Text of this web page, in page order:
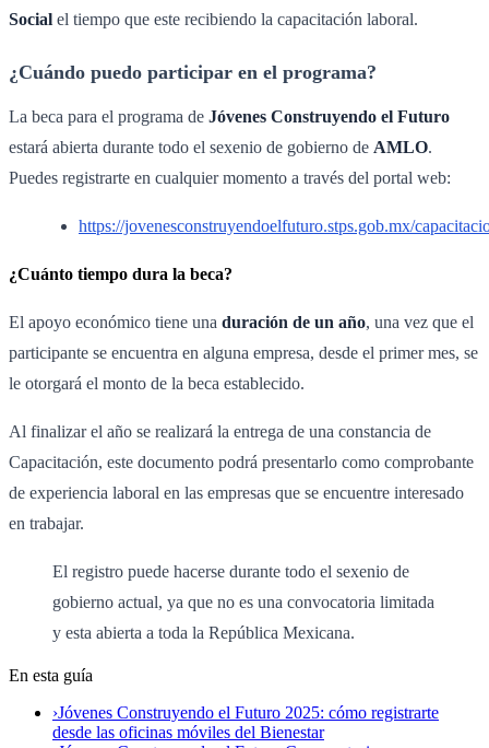
Social el tiempo que este recibiendo la capacitación laboral.
¿Cuándo puedo participar en el programa?
La beca para el programa de Jóvenes Construyendo el Futuro
estará abierta durante todo el sexenio de gobierno de AMLO.
Puedes registrarte en cualquier momento a través del portal web:
https://jovenesconstruyendoelfuturo.stps.gob.mx/
¿Cuánto tiempo dura la beca?
El apoyo económico tiene una duración de un año, una vez que el
participante se encuentra en alguna empresa, desde el primer mes, se
le otorgará el monto de la beca establecido.
Al finalizar el año se realizará la entrega de una constancia de
Capacitación, este documento podrá presentarlo como comprobante
de experiencia laboral en las empresas que se encuentre interesado
en trabajar.
El registro puede hacerse durante todo el sexenio de
gobierno actual, ya que no es una convocatoria limitada
y esta abierta a toda la República Mexicana.
En esta guía
›Jóvenes Construyendo el Futuro 2025: cómo registrarte
desde las oficinas móviles del Bienestar